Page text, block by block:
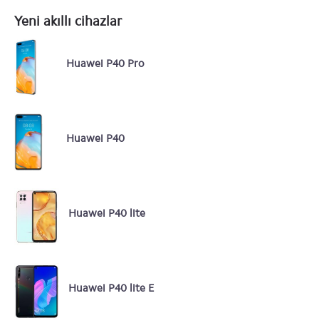
Yeni akıllı cihazlar
Huawei P40 Pro
Huawei P40
Huawei P40 lite
Huawei P40 lite E